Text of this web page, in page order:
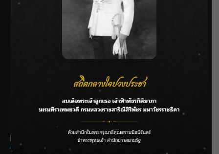
SIAMRATH VARIETY
THE BEST ENTERTAINMENT
Recent Posts